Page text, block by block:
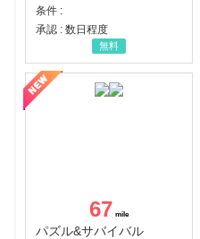
条件 :
承認 : 数日程度
無料
67
パズル&サバイバル